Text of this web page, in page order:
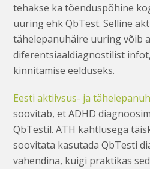
tehakse ka tõenduspõhine
uuring ehk QbTest. Selline
tähelepanuhäire uuring võib
diferentsiaaldiagnostilist
kinnitamise eelduseks.
Eesti aktiivsus- ja
soovitab, et ADHD
QbTestil. ATH kahtlusega
soovitata kasutada QbTesti
vahendina, kuigi praktikas